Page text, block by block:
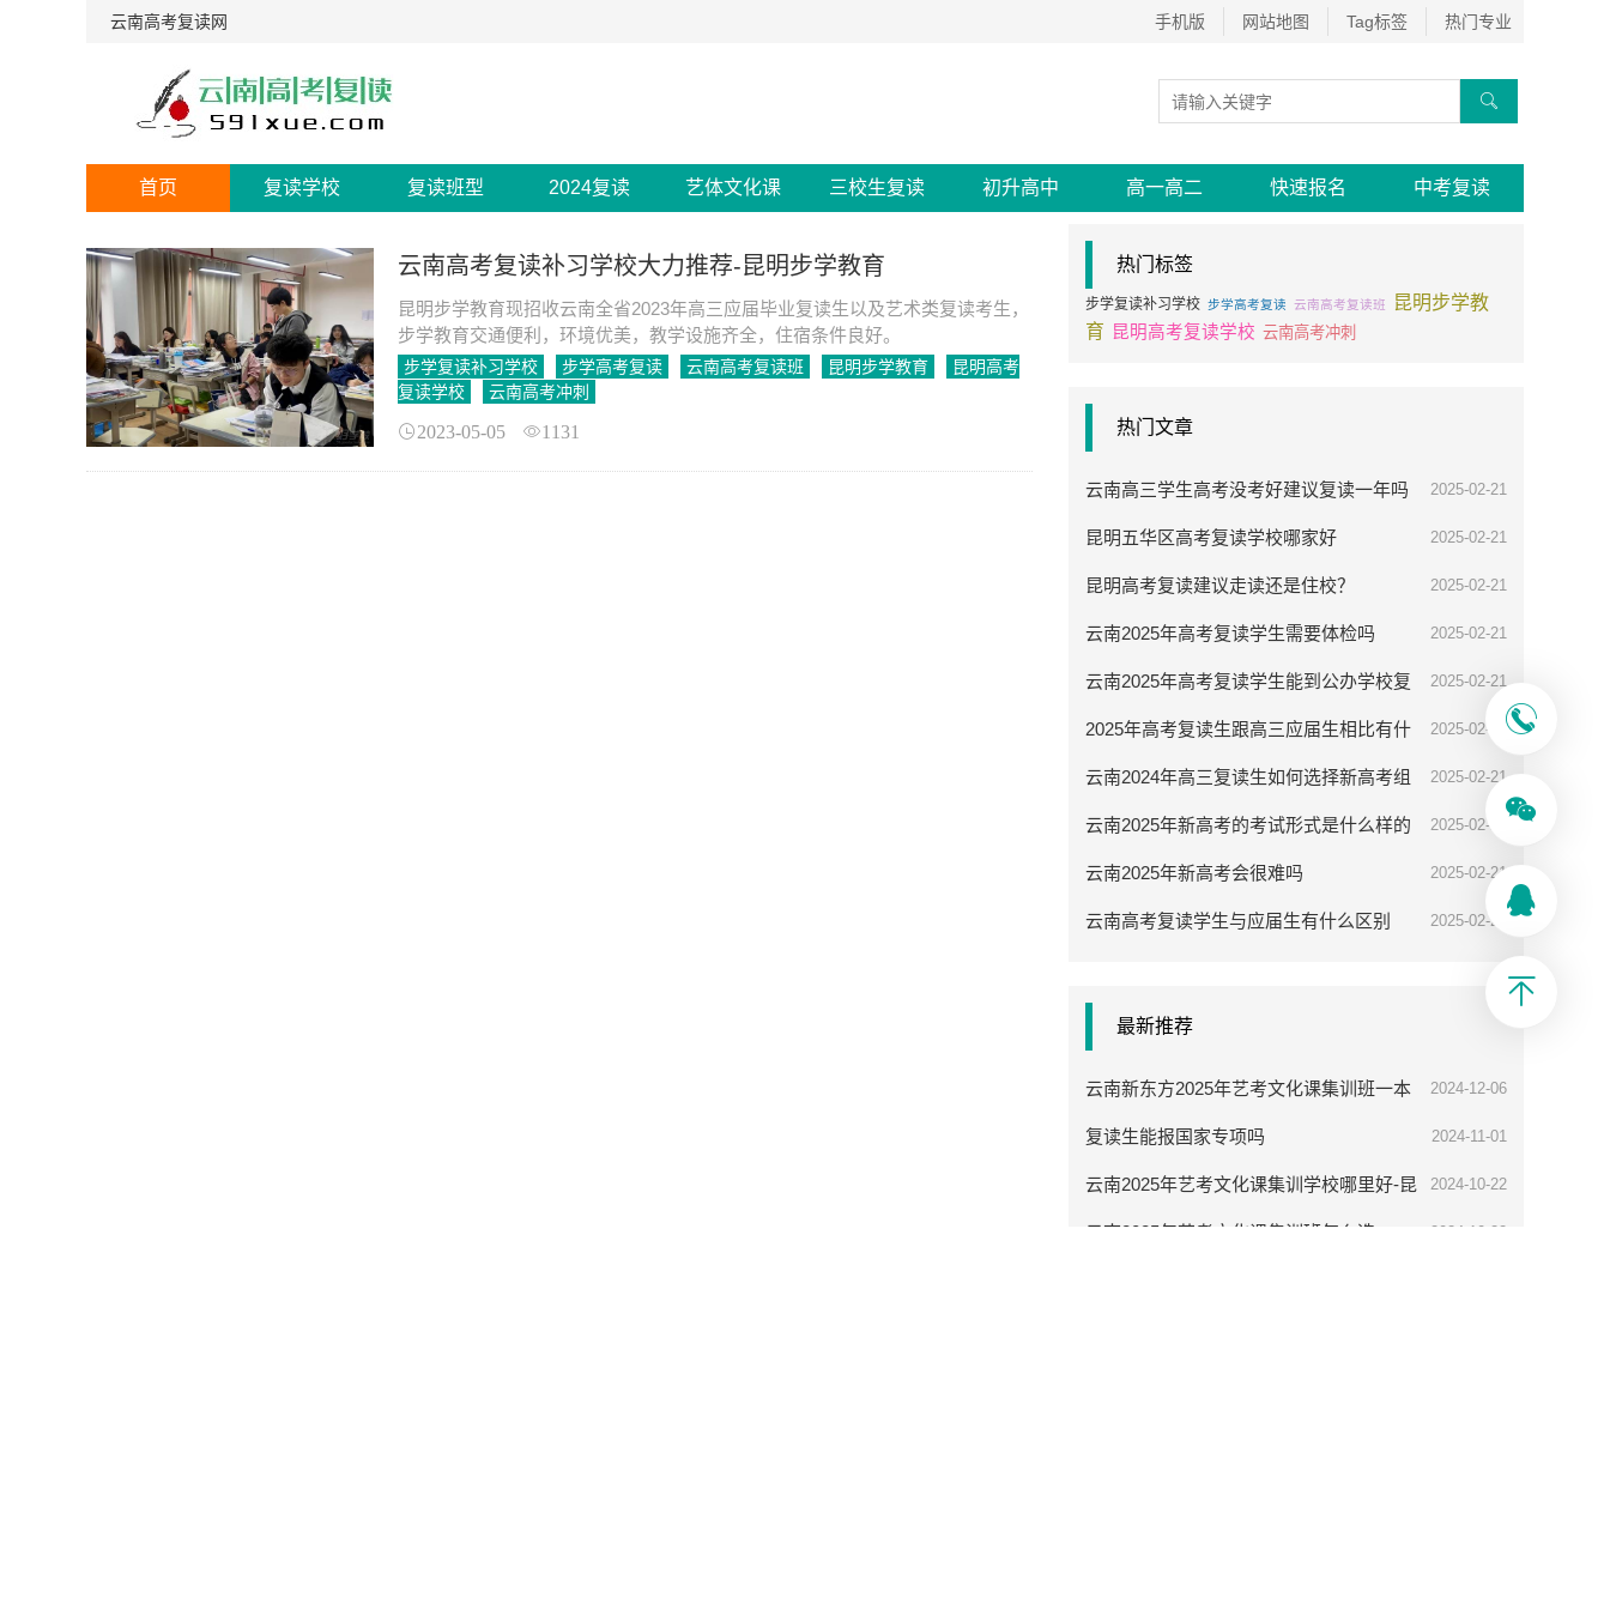
云南高考复读网 手机版 网站地图 Tag标签 热门专业

首页 复读学校 复读班型 2024复读 艺体文化课 三校生复读 初升高中 高一高二 快速报名 中考复读
云南高考复读补习学校大力推荐-昆明步学教育
昆明步学教育现招收云南全省2023年高三应届毕业复读生以及艺术类复读考生，
步学教育交通便利，环境优美，教学设施齐全，住宿条件良好。
步学复读补习学校 步学高考复读 云南高考复读班 昆明步学教育
昆明高考
复读学校
云南高考冲刺
2023-05-05 1131
热门标签
步学复读补习学校 步学高考复读 云南高考复读班
昆明步学教
育 昆明高考复读学校 云南高考冲刺
热门文章
云南高三学生高考没考好建议复读一年吗 2025-02-21
昆明五华区高考复读学校哪家好 2025-02-21
昆明高考复读建议走读还是住校？ 2025-02-21
云南2025年高考复读学生需要体检吗 2025-02-21
云南2025年高考复读学生能到公办学校复
读吗
2025-02-21
2025年高考复读生跟高三应届生相比有什
么优势
2025-02-21
云南2024年高三复读生如何选择新高考组
合
2025-02-21
云南2025年新高考的考试形式是什么样的 2025-02-21
云南2025年新高考会很难吗 2025-02-21
云南高考复读学生与应届生有什么区别 2025-02-21
最新推荐
云南新东方2025年艺考文化课集训班一本
率高吗
2024-12-06
复读生能报国家专项吗 2024-11-01
云南2025年艺考文化课集训学校哪里好-昆
明步学教育
2024-10-22
云南2025年艺考文化课集训班怎么选 2024-10-22